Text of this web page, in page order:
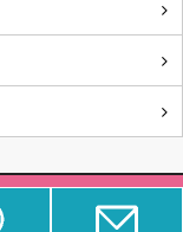
All rights reserved.